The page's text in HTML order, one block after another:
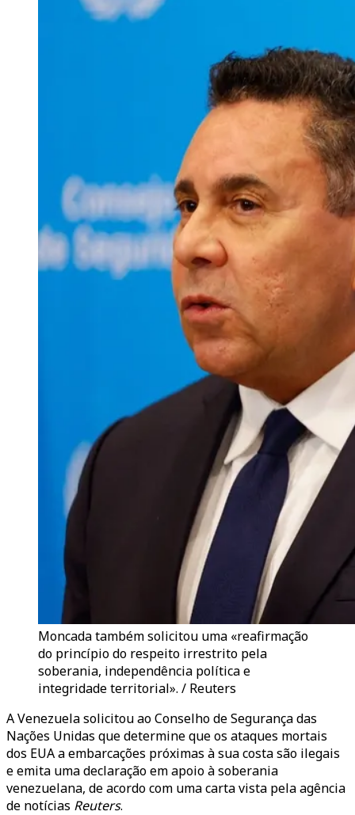
Moncada também solicitou uma «reafirmação
do princípio do respeito irrestrito pela
soberania, independência política e
integridade territorial». / Reuters
A Venezuela solicitou ao Conselho de Segurança das
Nações Unidas que determine que os ataques mortais
dos EUA a embarcações próximas à sua costa são ilegais
e emita uma declaração em apoio à soberania
venezuelana, de acordo com uma carta vista pela agência
de notícias Reuters.